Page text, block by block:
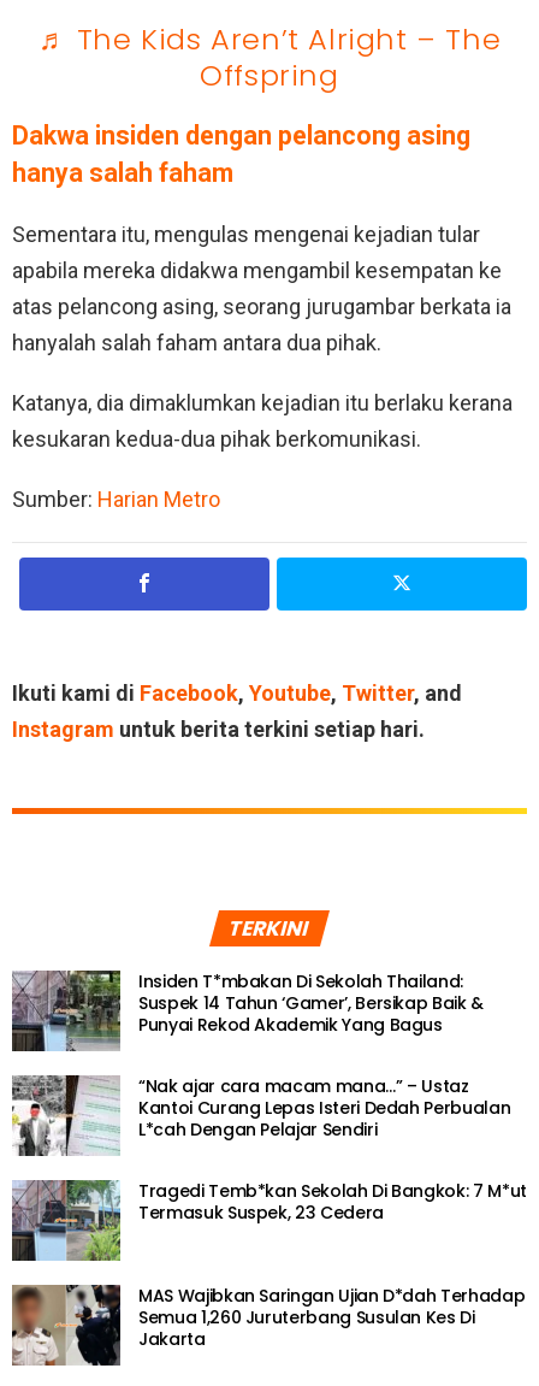
♬ The Kids Aren’t Alright – The
Offspring
Dakwa insiden dengan pelancong asing
hanya salah faham
Sementara itu, mengulas mengenai kejadian tular
apabila mereka didakwa mengambil kesempatan ke
atas pelancong asing, seorang jurugambar berkata ia
hanyalah salah faham antara dua pihak.
Katanya, dia dimaklumkan kejadian itu berlaku kerana
kesukaran kedua-dua pihak berkomunikasi.
Sumber: Harian Metro
Ikuti kami di Facebook, Youtube, Twitter, and
Instagram untuk berita terkini setiap hari.
TERKINI
Insiden T*mbakan Di Sekolah Thailand:
Suspek 14 Tahun ‘Gamer’, Bersikap Baik &
Punyai Rekod Akademik Yang Bagus
“Nak ajar cara macam mana…” – Ustaz
Kantoi Curang Lepas Isteri Dedah Perbualan
L*cah Dengan Pelajar Sendiri
Tragedi Temb*kan Sekolah Di Bangkok: 7 M*ut
Termasuk Suspek, 23 Cedera
MAS Wajibkan Saringan Ujian D*dah Terhadap
Semua 1,260 Juruterbang Susulan Kes Di
Jakarta